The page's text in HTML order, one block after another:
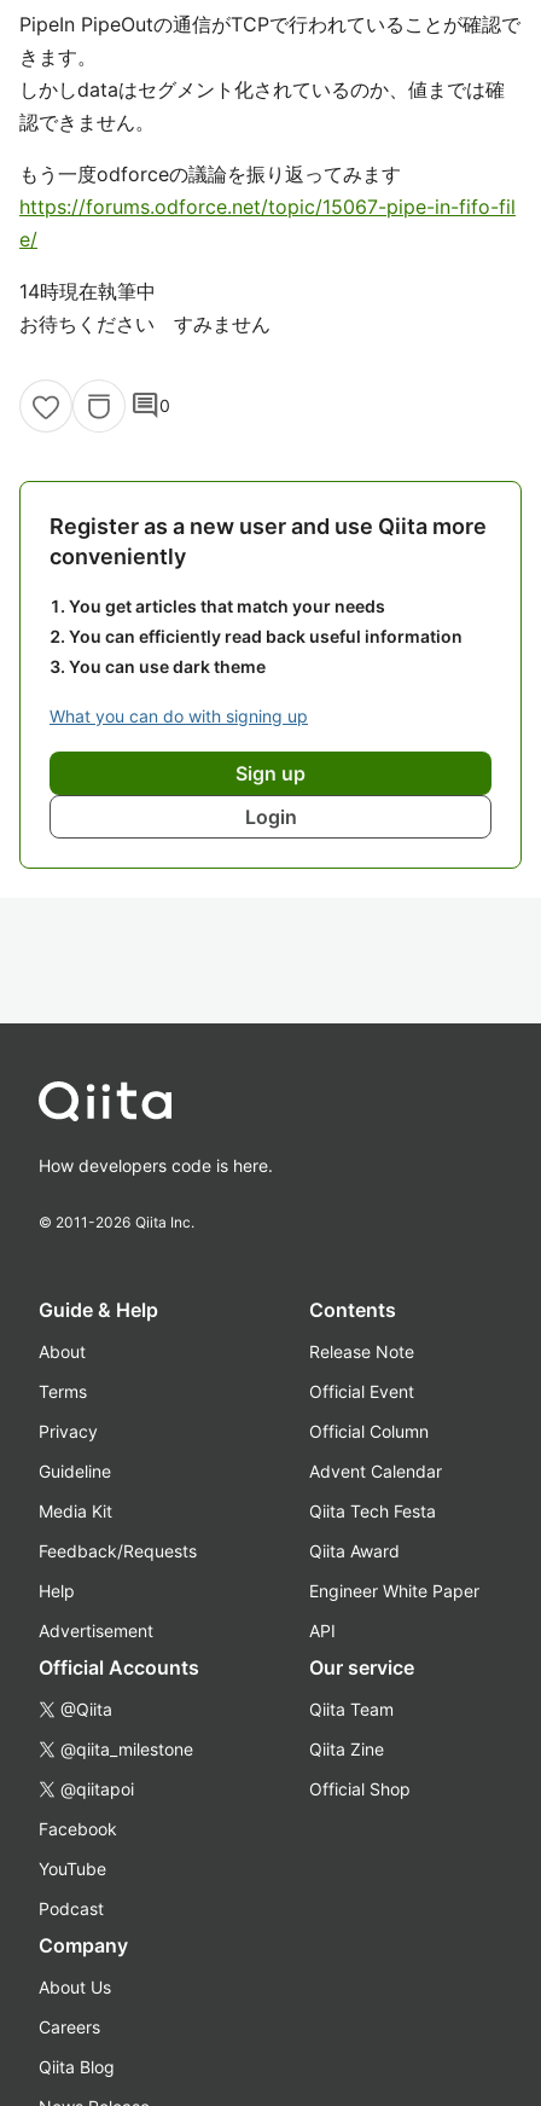
PipeIn PipeOutの通信がTCPで行われていることが確認で
きます。
しかしdataはセグメント化されているのか、値までは確
認できません。
もう一度odforceの議論を振り返ってみます
https://forums.odforce.net/topic/15067-pipe-in-fifo-fil
e/
14時現在執筆中
お待ちください すみません
comment0
Register as a new user and use Qiita more
conveniently
You get articles that match your needs
You can efficiently read back useful information
You can use dark theme
What you can do with signing up
Sign up
Login
How developers code is here.
© 2011-2026 Qiita Inc.
Guide & Help
About
Terms
Privacy
Guideline
Media Kit
Feedback/Requests
Help
Advertisement
Contents
Release Note
Official Event
Official Column
Advent Calendar
Qiita Tech Festa
Qiita Award
Engineer White Paper
API
Official Accounts
@Qiita
@qiita_milestone
@qiitapoi
Facebook
YouTube
Podcast
Our service
Qiita Team
Qiita Zine
Official Shop
Company
About Us
Careers
Qiita Blog